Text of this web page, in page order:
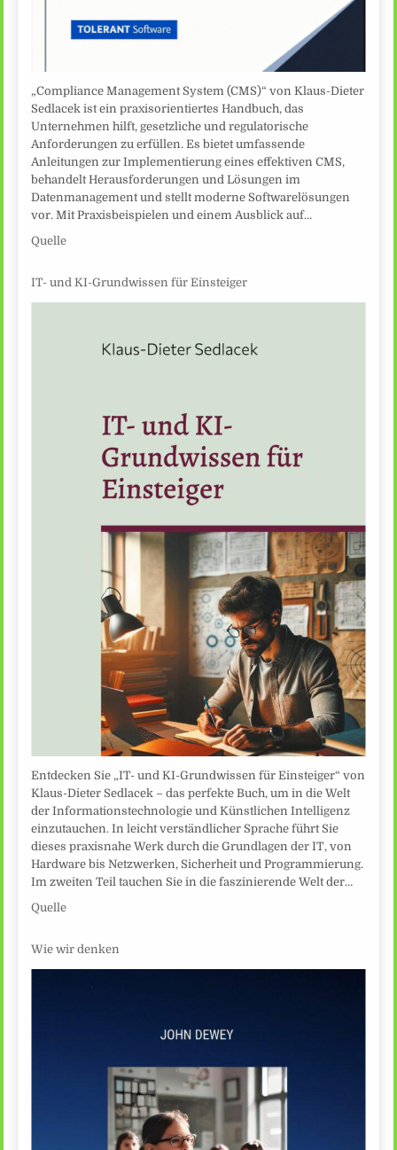
„Compliance Management System (CMS)“ von Klaus-Dieter
Sedlacek ist ein praxisorientiertes Handbuch, das
Unternehmen hilft, gesetzliche und regulatorische
Anforderungen zu erfüllen. Es bietet umfassende
Anleitungen zur Implementierung eines effektiven CMS,
behandelt Herausforderungen und Lösungen im
Datenmanagement und stellt moderne Softwarelösungen
vor. Mit Praxisbeispielen und einem Ausblick auf…
Quelle
IT- und KI-Grundwissen für Einsteiger
Entdecken Sie „IT- und KI-Grundwissen für Einsteiger“ von
Klaus-Dieter Sedlacek – das perfekte Buch, um in die Welt
der Informationstechnologie und Künstlichen Intelligenz
einzutauchen. In leicht verständlicher Sprache führt Sie
dieses praxisnahe Werk durch die Grundlagen der IT, von
Hardware bis Netzwerken, Sicherheit und Programmierung.
Im zweiten Teil tauchen Sie in die faszinierende Welt der…
Quelle
Wie wir denken